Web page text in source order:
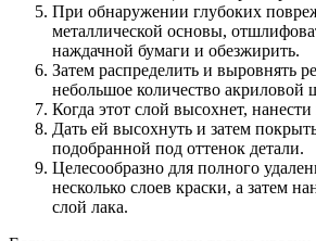
При обнаружении глубоких
металлической основы,
наждачной бумаги и обезжирить.
Затем распределить и выровнять
небольшое количество акриловой
Когда этот слой высохнет, нанести
Дать ей высохнуть и затем
подобранной под оттенок детали.
Целесообразно для полного
несколько слоев краски, а затем
слой лака.